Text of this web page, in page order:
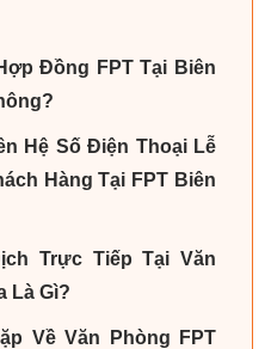
Đồng FPT Tại Biên
Hệ Số Điện Thoại Lễ
Hàng Tại FPT Biên
Trực Tiếp Tại Văn
Là Gì?
Về Văn Phòng FPT